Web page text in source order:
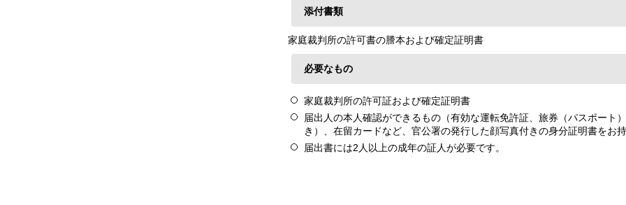
添付書類
家庭裁判所の許可書の謄本および確定証明書
必要なもの
家庭裁判所の許可証および確定証明書
届出人の本人確認ができるもの（有効な運転免許証、旅券（パスポート
き）、在留カードなど、官公署の発行した顔写真付きの身分証明書をお持
届出書には2人以上の成年の証人が必要です。